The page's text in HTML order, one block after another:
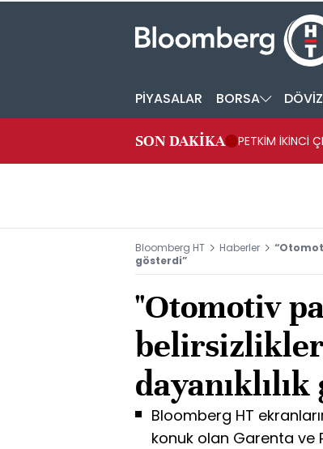
PİYASALAR BORSA DÖVİZ
SON DAKİKA PETKİM İKİNCİ
Bloomberg HT Haberler
gösterdi”
"Otomotiv
Bloomberg HT
konuk olan Garenta ve